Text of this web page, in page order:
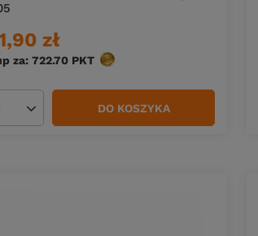
zł
za: 722.70 PKT punktów
Ilość produktów DO KOSZYKA